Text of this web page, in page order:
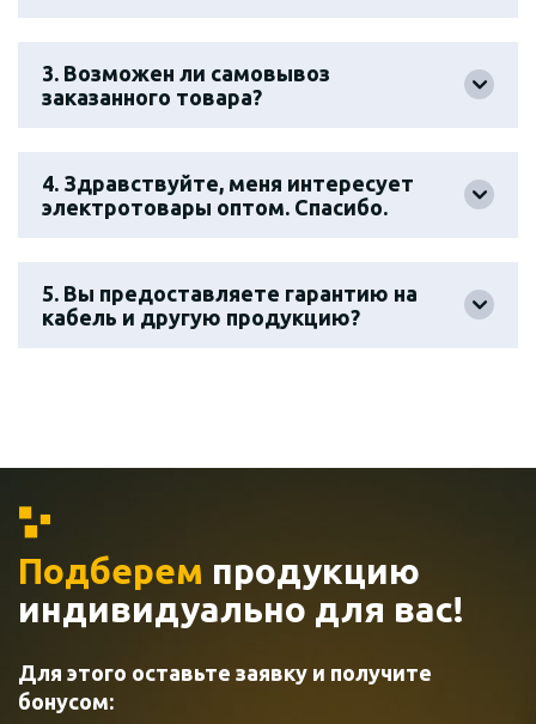
3. Возможен ли самовывоз
заказанного товара?
4. Здравствуйте, меня интересует
электротовары оптом. Спасибо.
5. Вы предоставляете гарантию на
кабель и другую продукцию?
Подберем продукцию
индивидуально для вас!
Для этого оставьте заявку и получите
бонусом: